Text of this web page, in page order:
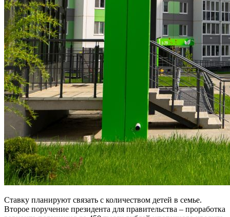
Ставку планируют связать с количеством детей в семье.
Второе поручение президента для правительства – проработка